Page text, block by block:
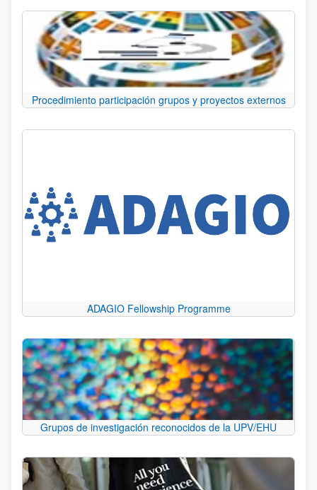
Procedimiento participación grupos y proyectos externos
ADAGIO Fellowship Programme
Grupos de investigación reconocidos de la UPV/EHU